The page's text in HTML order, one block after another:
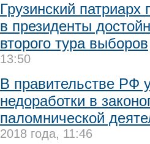
Грузинский
в президенты
второго тура выборов
13:50
В правительстве РФ
недоработки в
паломнической
2018 года, 11:46